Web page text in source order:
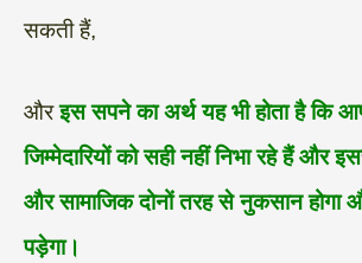
सकती हैं,
औरइस सपने का अर्थ यह भी होता है कि
जिम्मेदारियों को सही नहीं निभा रहे हैं और
और सामाजिक दोनों तरह से नुकसान होगा
पड़ेगा।